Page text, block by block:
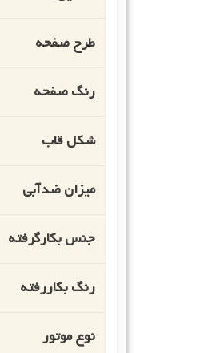
طرح صفحه
رنگ صفحه
شکل قاب
میزان ضدآبی
جنس بکارگرفته
رنگ بکاررفته
نوع موتور